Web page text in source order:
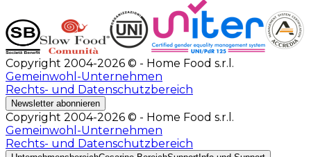
Copyright 2004-2026 © - Home Food s.r.l.
Gemeinwohl-Unternehmen
Rechts- und Datenschutzbereich
Newsletter abonnieren
Copyright 2004-2026 © - Home Food s.r.l.
Gemeinwohl-Unternehmen
Rechts- und Datenschutzbereich